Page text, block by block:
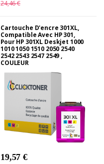
24,46 €
Cartouche D'encre 301XL,
Compatible Avec HP 301,
Pour HP 301XL Deskjet 1000
1010 1050 1510 2050 2540
2542 2543 2547 2549 ,
COULEUR
19,57 €